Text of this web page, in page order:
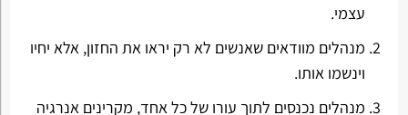
עצמי.
מנהלים מוודאים שאנשים לא רק יראו את החזון, אלא יחיו
וינשמו אותו.
מנהלים נכנסים לתוך עורו של כל אחד, מקרינים אנרגיה